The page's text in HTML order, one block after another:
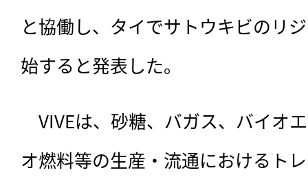
と協働し、タイでサトウキビのリ
始すると発表した。
VIVEは、砂糖、バガス、バイオ
オ燃料等の生産・流通におけるト